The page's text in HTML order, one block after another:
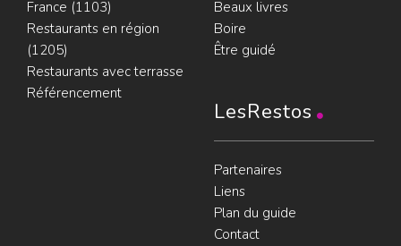
France (1103)
Restaurants en région
(1205)
Restaurants avec terrasse
Référencement
Beaux livres
Boire
Être guidé
LesRestos
Partenaires
Liens
Plan du guide
Contact